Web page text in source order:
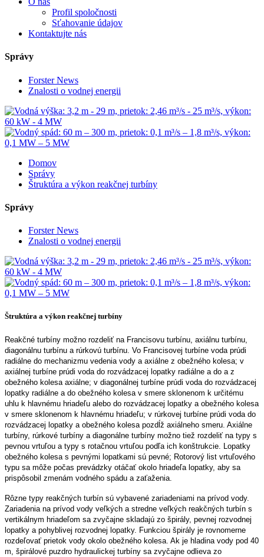
Profil spoločnosti
Sťahovanie údajov
Kontaktujte nás
Správy
Forster News
Znalosti o vodnej energii
Domov
Správy
Štruktúra a výkon reakčnej turbíny
Správy
Forster News
Znalosti o vodnej energii
Štruktúra a výkon reakčnej turbíny
Reakčné turbíny možno rozdeliť na Francisovu turbínu, axiálnu turbínu,
diagonálnu turbínu a rúrkovú turbínu. Vo Francisovej turbíne voda prúdi
radiálne do mechanizmu vedenia vody a axiálne z obežného kolesa; v
axiálnej turbíne prúdi voda do rozvádzacej lopatky radiálne a do a z
obežného kolesa axiálne; v diagonálnej turbíne prúdi voda do rozvádzacej
lopatky radiálne a do obežného kolesa v smere sklonenom k ​​určitému
uhlu k hlavnému hriadeľu alebo do rozvádzacej lopatky a obežného kolesa
v smere sklonenom k ​​hlavnému hriadeľu; v rúrkovej turbíne prúdi voda do
rozvádzacej lopatky a obežného kolesa pozdĺž axiálneho smeru. Axiálne
turbíny, rúrkové turbíny a diagonálne turbíny možno tiež rozdeliť na typy s
pevnou vrtuľou a typy s rotačnou vrtuľou podľa ich konštrukcie. Lopatky
obežného kolesa s pevnými lopatkami sú pevné; Rotorový list vrtuľového
typu sa môže počas prevádzky otáčať okolo hriadeľa lopatky, aby sa
prispôsobil zmenám vodného spádu a zaťaženia.
Rôzne typy reakčných turbín sú vybavené zariadeniami na prívod vody.
Zariadenia na prívod vody veľkých a stredne veľkých reakčných turbín s
vertikálnym hriadeľom sa zvyčajne skladajú zo špirály, pevnej rozvodnej
lopatky a pohyblivej rozvodnej lopatky. Funkciou špirály je rovnomerne
rozdeľovať prietok vody okolo obežného kolesa. Ak je hladina vody pod 40
m, špirálové puzdro hydraulickej turbíny sa zvyčajne odlieva zo